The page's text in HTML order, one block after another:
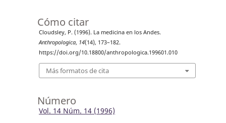
Cómo citar
Cloudsley, P. (1996). La medicina en los Andes.
Anthropologica, 14(14), 173–182.
https://doi.org/10.18800/anthropologica.199601.010
Más formatos de cita
Número
Vol. 14 Núm. 14 (1996)